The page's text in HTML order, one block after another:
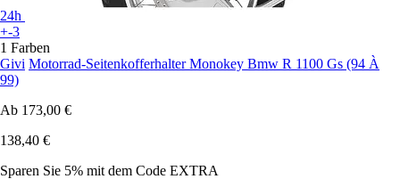
24h
+-3
1 Farben
Givi Motorrad-Seitenkofferhalter Monokey Bmw R 1100 Gs (94 À
99)
Ab 173,00 €
138,40 €
Sparen Sie 5% mit dem Code EXTRA